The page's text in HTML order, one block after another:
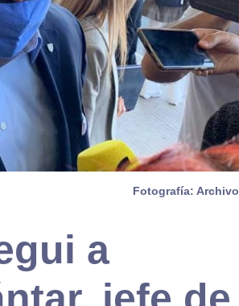
Fotografía: Archivo
a